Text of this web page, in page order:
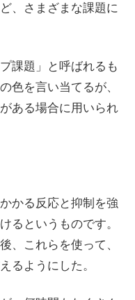
、さまざまな課題に
課題」と呼ばれるも
色を言い当てるが、
ある場合に用いられ
かる反応と抑制を強
るというものです。
、これらを使って、
るようにした。